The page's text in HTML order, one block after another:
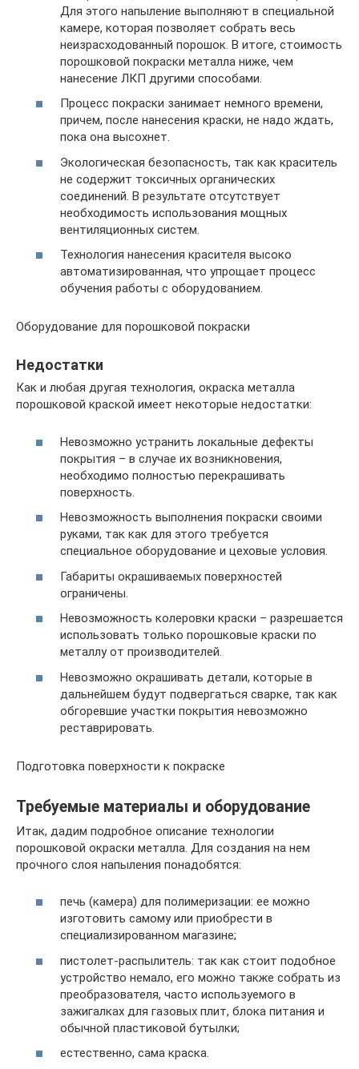
Для этого напыление выполняют в специальной
камере, которая позволяет собрать весь
неизрасходованный порошок. В итоге, стоимость
порошковой покраски металла ниже, чем
нанесение ЛКП другими способами.
Процесс покраски занимает немного времени,
причем, после нанесения краски, не надо ждать,
пока она высохнет.
Экологическая безопасность, так как краситель
не содержит токсичных органических
соединений. В результате отсутствует
необходимость использования мощных
вентиляционных систем.
Технология нанесения красителя высоко
автоматизированная, что упрощает процесс
обучения работы с оборудованием.
Оборудование для порошковой покраски
Недостатки
Как и любая другая технология, окраска металла
порошковой краской имеет некоторые недостатки:
Невозможно устранить локальные дефекты
покрытия – в случае их возникновения,
необходимо полностью перекрашивать
поверхность.
Невозможность выполнения покраски своими
руками, так как для этого требуется
специальное оборудование и цеховые условия.
Габариты окрашиваемых поверхностей
ограничены.
Невозможность колеровки краски – разрешается
использовать только порошковые краски по
металлу от производителей.
Невозможно окрашивать детали, которые в
дальнейшем будут подвергаться сварке, так как
обгоревшие участки покрытия невозможно
реставрировать.
Подготовка поверхности к покраске
Требуемые материалы и оборудование
Итак, дадим подробное описание технологии
порошковой окраски металла. Для создания на нем
прочного слоя напыления понадобятся:
печь (камера) для полимеризации: ее можно
изготовить самому или приобрести в
специализированном магазине;
пистолет-распылитель: так как стоит подобное
устройство немало, его можно также собрать из
преобразователя, часто используемого в
зажигалках для газовых плит, блока питания и
обычной пластиковой бутылки;
естественно, сама краска.